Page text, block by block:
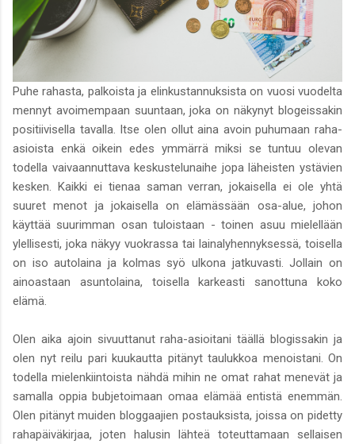
Puhe rahasta, palkoista ja elinkustannuksista on vuosi vuodelta
mennyt avoimempaan suuntaan, joka on näkynyt blogeissakin
positiivisella tavalla. Itse olen ollut aina avoin puhumaan raha-
asioista enkä oikein edes ymmärrä miksi se tuntuu olevan
todella vaivaannuttava keskustelunaihe jopa läheisten ystävien
kesken. Kaikki ei tienaa saman verran, jokaisella ei ole yhtä
suuret menot ja jokaisella on elämässään osa-alue, johon
käyttää suurimman osan tuloistaan - toinen asuu mielellään
ylellisesti, joka näkyy vuokrassa tai lainalyhennyksessä, toisella
on iso autolaina ja kolmas syö ulkona jatkuvasti. Jollain on
ainoastaan asuntolaina, toisella karkeasti sanottuna koko
elämä.
Olen aika ajoin sivuuttanut raha-asioitani täällä blogissakin ja
olen nyt reilu pari kuukautta pitänyt taulukkoa menoistani. On
todella mielenkiintoista nähdä mihin ne omat rahat menevät ja
samalla oppia bubjetoimaan omaa elämää entistä enemmän.
Olen pitänyt muiden bloggaajien postauksista, joissa on pidetty
rahapäiväkirjaa, joten halusin lähteä toteuttamaan sellaisen